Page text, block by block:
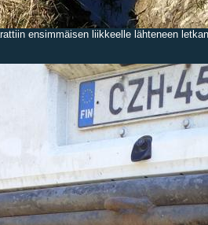
ensimmäisen liikkeelle lähteneen